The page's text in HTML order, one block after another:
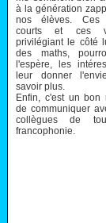
à la génération
nos élèves. Ces
courts et ces
privilégiant le côté
des maths,
l'espère, les
leur donner
savoir plus.
Enfin, c'est un bon
de communiquer
collègues de
francophonie.